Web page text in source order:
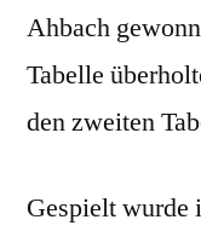
Ahbach
Tabelle
den zweiten
Gespielt wurde